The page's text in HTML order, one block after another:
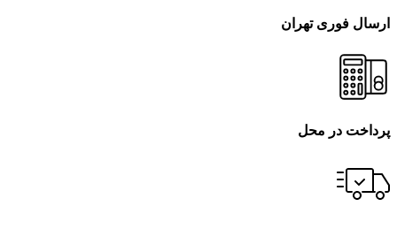
ارسال فوری تهران
پرداخت در محل